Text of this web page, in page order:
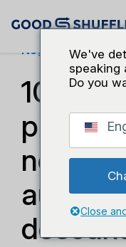
Negocios Y
10
We've
speaking
Do you
Close